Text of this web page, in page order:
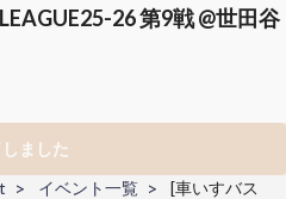
26 第9戦 @世田谷
ました
イベント一覧
[車いすバス